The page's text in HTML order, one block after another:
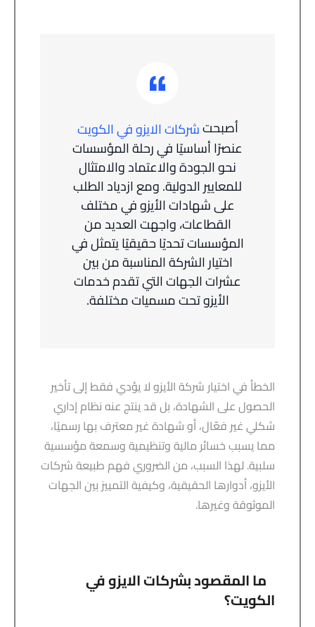
أصبحتشركات الايزو في الكويت
عنصرًا أساسيًا في رحلة المؤسسات
نحو الجودة والاعتماد والامتثال
للمعايير الدولية. ومع ازدياد الطلب
على شهادات الأيزو في مختلف
القطاعات، واجهت العديد من
المؤسسات تحديًا حقيقيًا يتمثل في
اختيار الشركة المناسبة من بين
عشرات الجهات التي تقدم خدمات
الأيزو تحت مسميات مختلفة.
الخطأ في اختيار شركة الأيزو لا يؤدي فقط إلى تأخير
الحصول على الشهادة، بل قد ينتج عنه نظام إداري
شكلي غير فعّال، أو شهادة غير معترف بها رسميًا،
مما يسبب خسائر مالية وتنظيمية وسمعة مؤسسية
سلبية. لهذا السبب، من الضروري فهم طبيعة شركات
الأيزو، أدوارها الحقيقية، وكيفية التمييز بين الجهات
الموثوقة وغيرها.
ما المقصود بشركات الايزو في
الكويت؟